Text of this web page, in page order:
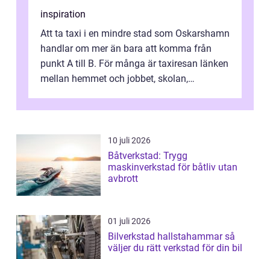
inspiration
Att ta taxi i en mindre stad som Oskarshamn
handlar om mer än bara att komma från
punkt A till B. För många är taxiresan länken
mellan hemmet och jobbet, skolan,
10 juli 2026
Båtverkstad: Trygg
maskinverkstad för båtliv utan
avbrott
01 juli 2026
Bilverkstad hallstahammar så
väljer du rätt verkstad för din bil